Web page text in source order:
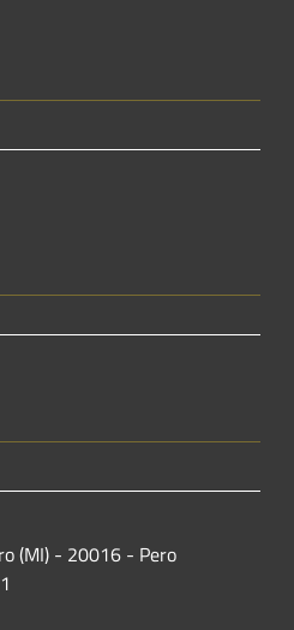
(MI) - 20016 - Pero